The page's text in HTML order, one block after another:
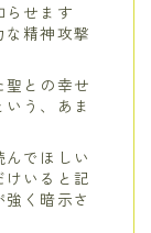
らせます
精神攻撃
との幸せ
う、あま
でほしい
けいると記
く暗示さ